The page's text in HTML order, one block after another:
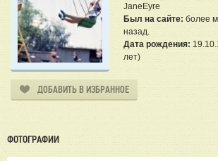
JaneEyre
Был на сайте: более
назад.
Дата рождения:
лет)
ДОБАВИТЬ В ИЗБРАННОЕ
ФОТОГРАФИИ